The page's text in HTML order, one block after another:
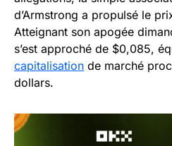
d’Armstrong a propulsé le
Atteignant son apogée
s’est approché de $0,085,
capitalisation de marché
dollars.